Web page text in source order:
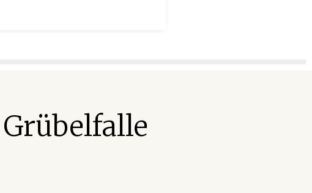
Grübelfalle